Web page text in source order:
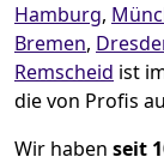
Hamburg,
Bremen,
Remscheid ist
die von Profis
Wir haben seit